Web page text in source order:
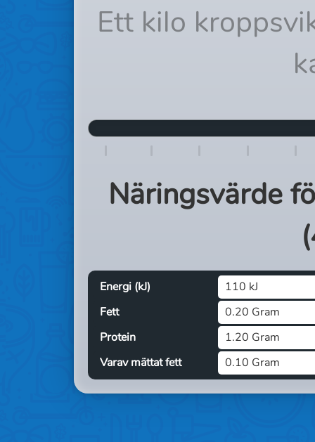
Ett kilo
Näringsvärde
(
Energi (kJ)
110 kJ
Fett
0.20 Gram
Protein
1.20 Gram
Varav mättat fett
0.10 Gram